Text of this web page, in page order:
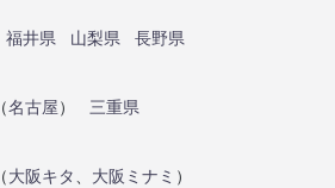
福井県 山梨県
長野県
（名古屋）
三重県
（大阪キタ 大阪ミナミ ）